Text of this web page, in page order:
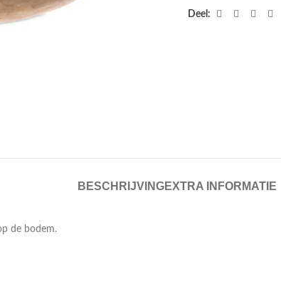
Deel:
BESCHRIJVINGEXTRA INFORMATIE
de bodem.